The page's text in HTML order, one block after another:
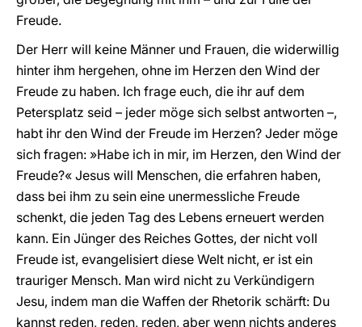
Freude.
Der Herr will keine Männer und Frauen, die widerwillig
hinter ihm hergehen, ohne im Herzen den Wind der
Freude zu haben. Ich frage euch, die ihr auf dem
Petersplatz seid – jeder möge sich selbst antworten –,
habt ihr den Wind der Freude im Herzen? Jeder möge
sich fragen: »Habe ich in mir, im Herzen, den Wind der
Freude?« Jesus will Menschen, die erfahren haben,
dass bei ihm zu sein eine unermessliche Freude
schenkt, die jeden Tag des Lebens erneuert werden
kann. Ein Jünger des Reiches Gottes, der nicht voll
Freude ist, evangelisiert diese Welt nicht, er ist ein
trauriger Mensch. Man wird nicht zu Verkündigern
Jesu, indem man die Waffen der Rhetorik schärft: Du
kannst reden, reden, reden, aber wenn nichts anderes